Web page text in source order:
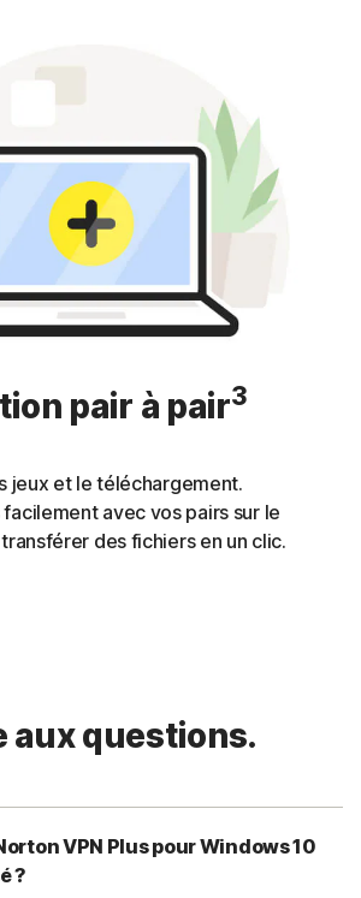
pair à pair3
jeux et le téléchargement.
avec vos pairs sur le
des fichiers en un clic.
aux questions.
VPN Plus pour Windows 10
?